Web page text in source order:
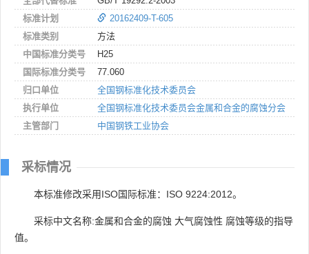
标准计划
20162409-T-605
标准类别
方法
中国标准分类号
H25
国际标准分类号
77.060
归口单位
全国钢标准化技术委员会
执行单位
全国钢标准化技术委员会金属和合金的腐蚀分会
主管部门
中国钢铁工业协会
采标情况
本标准修改采用ISO国际标准：ISO 9224:2012。
采标中文名称:金属和合金的腐蚀 大气腐蚀性 腐蚀等级的指导
值。